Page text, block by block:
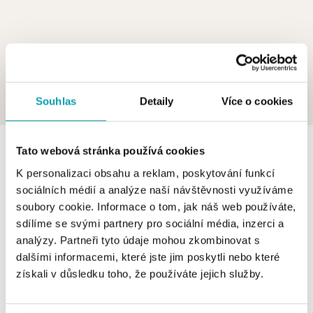
Souhlas Detaily Více o cookies
Tato webová stránka používá cookies
K personalizaci obsahu a reklam, poskytování funkcí
sociálních médií a analýze naší návštěvnosti využíváme
soubory cookie. Informace o tom, jak náš web používáte,
sdílíme se svými partnery pro sociální média, inzerci a
analýzy. Partneři tyto údaje mohou zkombinovat s
dalšími informacemi, které jste jim poskytli nebo které
získali v důsledku toho, že používáte jejich služby.
0 z 0 produktů
V katalogu nejsou žádné produkty.
Přihlášení k odběru newsletteru
Objevte nejnovější kolekce, novinky a exkluzivní produkty.